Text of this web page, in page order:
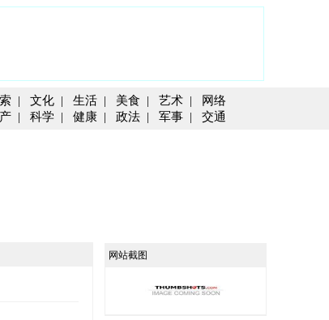
| 文化 | 生活 | 美食 | 艺术 |
网络
| 科学 | 健康 | 政法 | 军事 | 交通
网站截图